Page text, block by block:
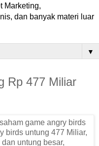
Marketing,
dan banyak materi luar
▼
Rp 477 Miliar